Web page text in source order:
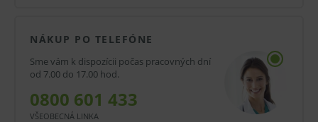
absorpčný prostriedok na čistenie a ošetrenie
rán.
Pri operačných výkonoch slúži na nanesenie
dezinfekcie na kožu a na absorpciu telových a
NÁKUP PO TELEFÓNE
Sme vám k dispozícii počas pracovných dní
od 7.00 do 17.00 hod.
0800 601 433
VŠEOBECNÁ LINKA